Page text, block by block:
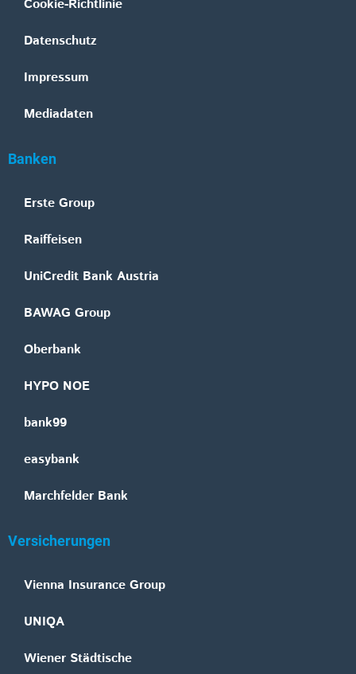
Cookie-Richtlinie
Datenschutz
Impressum
Mediadaten
Banken
Erste Group
Raiffeisen
UniCredit Bank Austria
BAWAG Group
Oberbank
HYPO NOE
bank99
easybank
Marchfelder Bank
Versicherungen
Vienna Insurance Group
UNIQA
Wiener Städtische